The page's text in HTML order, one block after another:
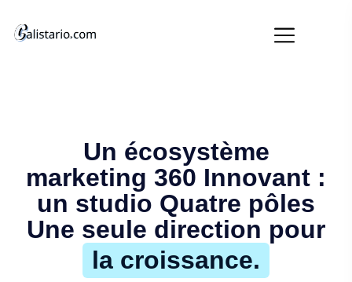
Un écosystème
marketing 360 Innovant :
un studio Quatre pôles
Une seule direction pour
la croissance.